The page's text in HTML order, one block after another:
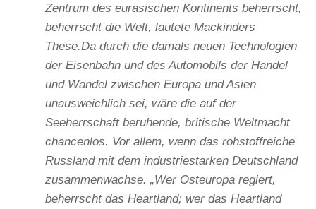
Zentrum des eurasischen Kontinents beherrscht,
beherrscht die Welt, lautete Mackinders
These.Da durch die damals neuen Technologien
der Eisenbahn und des Automobils der Handel
und Wandel zwischen Europa und Asien
unausweichlich sei, wäre die auf der
Seeherrschaft beruhende, britische Weltmacht
chancenlos. Vor allem, wenn das rohstoffreiche
Russland mit dem industriestarken Deutschland
zusammenwachse. „Wer Osteuropa regiert,
beherrscht das Heartland; wer das Heartland